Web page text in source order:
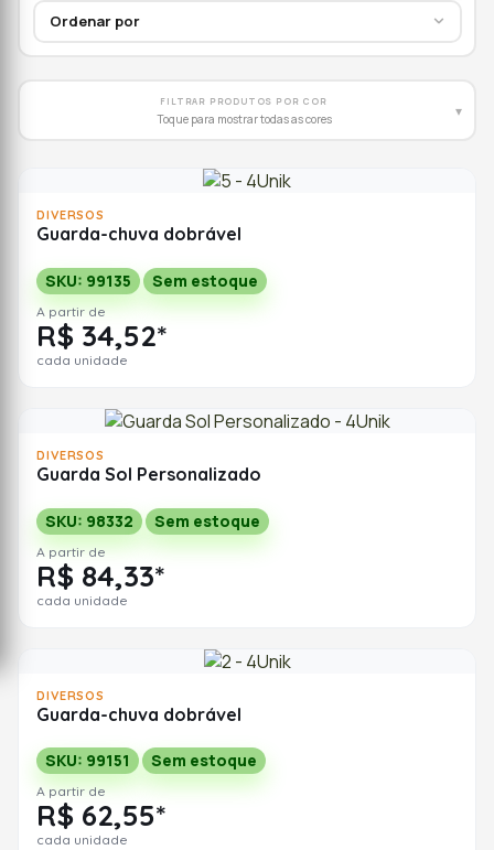
FILTRAR PRODUTOS POR COR
Toque para mostrar todas as cores ▾
DIVERSOS
Guarda-chuva dobrável
SKU: 99135 Sem estoque
A partir de
R$ 34,52*
cada unidade
DIVERSOS
Guarda Sol Personalizado
SKU: 98332 Sem estoque
A partir de
R$ 84,33*
cada unidade
DIVERSOS
Guarda-chuva dobrável
SKU: 99151 Sem estoque
A partir de
R$ 62,55*
cada unidade